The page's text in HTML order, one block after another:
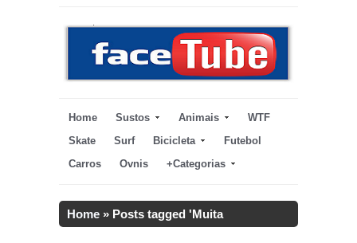
Home Sustos Animais
WTF
Skate
Surf Bicicleta
Futebol
Carros
Ovnis +Categorias
Home » Posts tagged 'Muita